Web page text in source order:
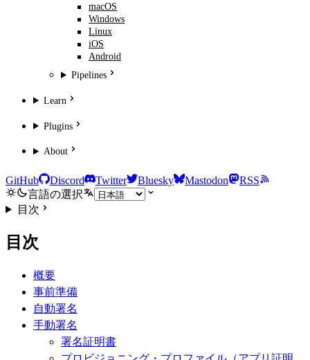
macOS
Windows
Linux
iOS
Android
Pipelines
Learn
Plugins
About
GitHub Discord Twitter Bluesky Mastodon
RSS
言語の選択
目次
目次
概要
事前準備
自動署名
手動署名
署名証明書